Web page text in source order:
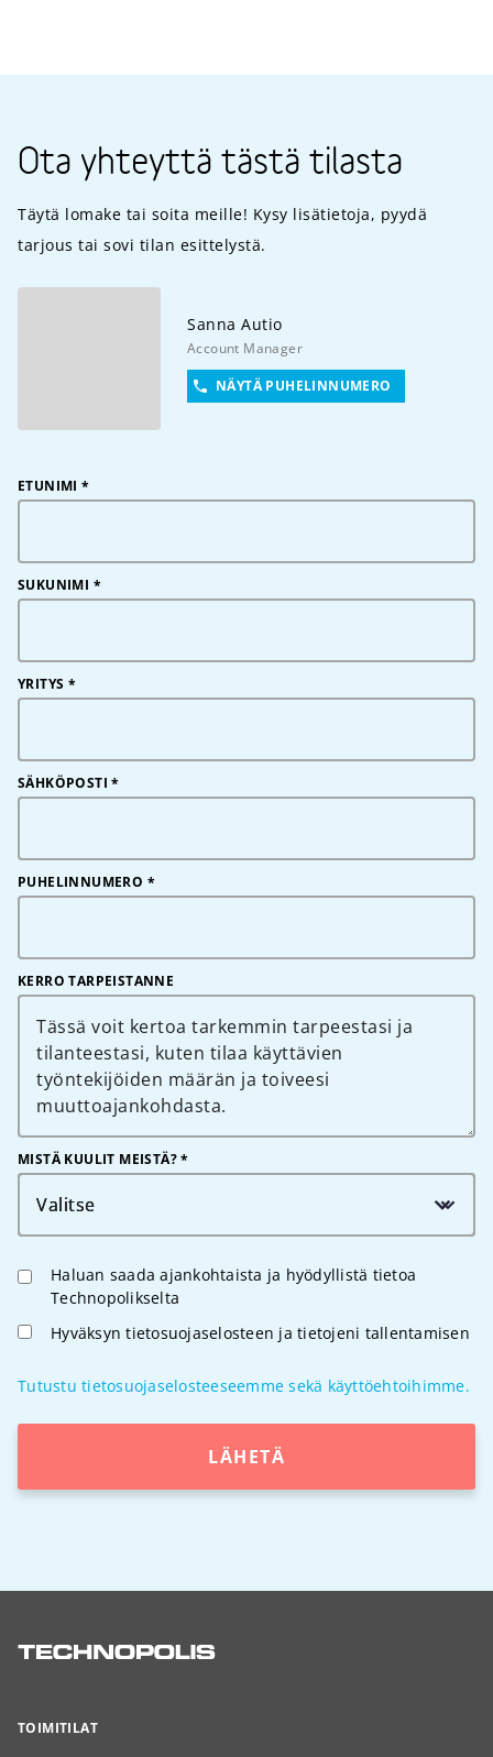
Ota yhteyttä tästä tilasta
Täytä lomake tai soita meille! Kysy lisätietoja, pyydä
tarjous tai sovi tilan esittelystä.
Sanna Autio
Account Manager
NÄYTÄ PUHELINNUMERO
ETUNIMI *
SUKUNIMI *
YRITYS *
SÄHKÖPOSTI *
PUHELINNUMERO *
KERRO TARPEISTANNE
MISTÄ KUULIT MEISTÄ? *
Valitse
Haluan saada ajankohtaista ja hyödyllistä tietoa
Technopolikselta
Hyväksyn tietosuojaselosteen ja tietojeni tallentamisen
Tutustu tietosuojaselosteeseemme sekä käyttöehtoihimme.
LÄHETÄ
TOIMITILAT